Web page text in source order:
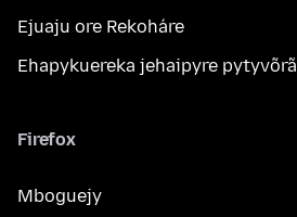
Ejuaju ore Rekoháre
Ehapykuereka jehaipyre pytyvõrã
Firefox
Mboguejy